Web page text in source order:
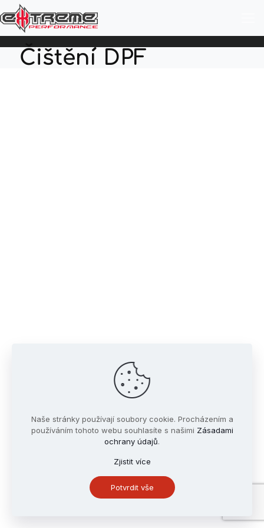
Čištění DPF
Naše stránky používají soubory cookie. Procházením a
používáním tohoto webu souhlasíte s našimi Zásadami
ochrany údajů.
Zjistit více
Potvrdit vše